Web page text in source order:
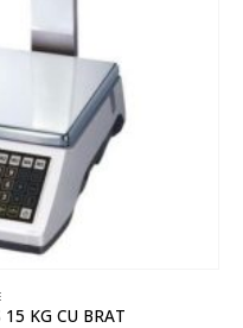
15 KG CU BRAT